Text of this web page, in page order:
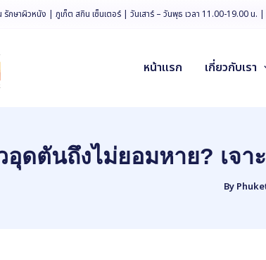
กษาผิวหนัง | ภูเก็ต สกิน เซ็นเตอร์ | วันเสาร์ – วันพุธ เวลา 11.00-19.00 น. |
หน้าแรก เกี่ยวกับเรา
อุดตันถึงไม่ยอมหาย? เจ
By